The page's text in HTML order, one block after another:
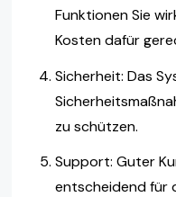
Funktionen Sie
Kosten dafür
Sicherheit: Das
zu schützen.
Support: Guter
entscheidend für